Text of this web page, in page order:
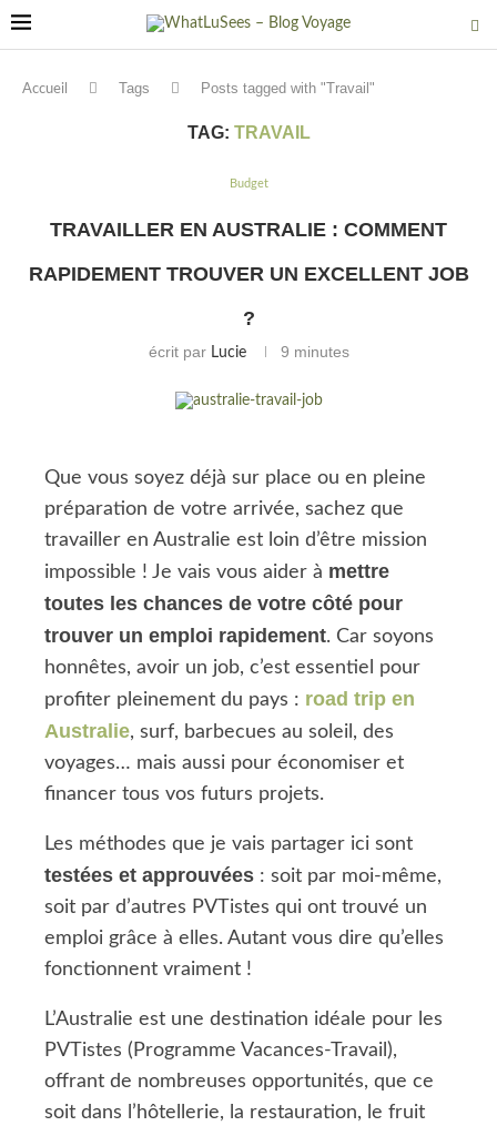
Accueil Tags Posts tagged with "Travail"
TAG: TRAVAIL
Budget
TRAVAILLER EN AUSTRALIE : COMMENT
RAPIDEMENT TROUVER UN EXCELLENT JOB
?
écrit par Lucie 9 minutes
Que vous soyez déjà sur place ou en pleine
préparation de votre arrivée, sachez que
travailler en Australie est loin d’être mission
impossible ! Je vais vous aider à mettre
toutes les chances de votre côté pour
trouver un emploi rapidement. Car soyons
honnêtes, avoir un job, c’est essentiel pour
profiter pleinement du pays : road trip en
Australie, surf, barbecues au soleil, des
voyages… mais aussi pour économiser et
financer tous vos futurs projets.
Les méthodes que je vais partager ici sont
testées et approuvées : soit par moi-même,
soit par d’autres PVTistes qui ont trouvé un
emploi grâce à elles. Autant vous dire qu’elles
fonctionnent vraiment !
L’Australie est une destination idéale pour les
PVTistes (Programme Vacances-Travail),
offrant de nombreuses opportunités, que ce
soit dans l’hôtellerie, la restauration, le fruit